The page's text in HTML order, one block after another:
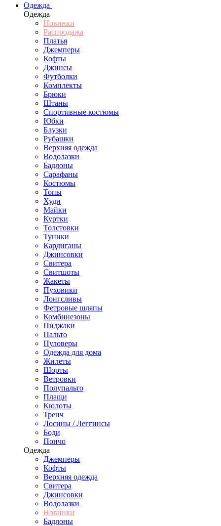
Одежда
Одежда
Новинки
Распродажа
Платья
Джемперы
Кофты
Джинсы
Футболки
Комплекты
Брюки
Штаны
Спортивные костюмы
Юбки
Блузки
Рубашки
Верхняя одежда
Водолазки
Бадлоны
Сарафаны
Костюмы
Топы
Худи
Майки
Куртки
Толстовки
Туники
Кардиганы
Джинсовки
Свитера
Свитшоты
Жакеты
Пуховики
Лонгсливы
Фетровые шляпы
Комбинезоны
Пиджаки
Пальто
Пуловеры
Одежда для дома
Жилеты
Шорты
Ветровки
Полупальто
Плащи
Кюлоты
Тренч
Лосины / Леггинсы
Боди
Пончо
Одежда
Джемперы
Кофты
Верхняя одежда
Свитера
Джинсовки
Водолазки
Новинки
Бадлоны